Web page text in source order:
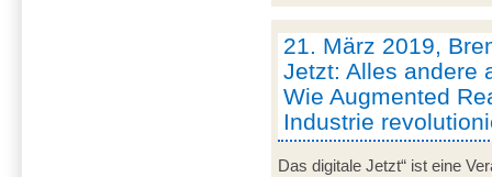
21. März 2019,
Jetzt: Alles andere
Wie Augmented
Industrie
Das digitale Jetzt“ ist eine